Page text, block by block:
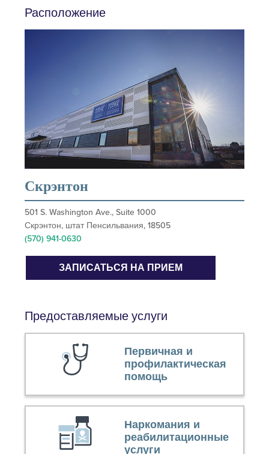
Расположение
Скрэнтон
501 S. Washington Ave., Suite 1000
Скрэнтон, штат Пенсильвания, 18505
(570) 941-0630
ЗАПИСАТЬСЯ НА ПРИЕМ
Предоставляемые услуги
Первичная и
профилактическая
помощь
Наркомания и
реабилитационные
услуги